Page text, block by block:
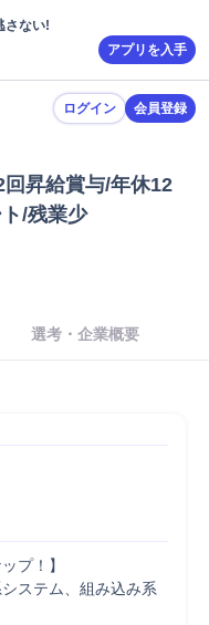
さない!
アプリを入手
ログイン 会員登録
昇給賞与/年休12
/残業少
選考・企業概要
プ！】
ステム、組み込み系